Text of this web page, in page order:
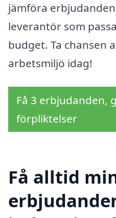
jämföra
leverantör som
budget. Ta chansen
arbetsmiljö idag!
Få 3 erbjudanden,
förpliktelser
Få alltid